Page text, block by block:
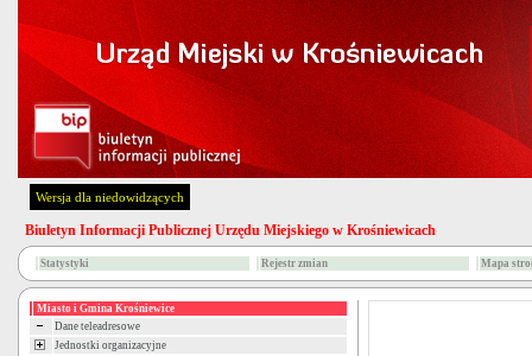
Wersja dla niedowidzących
Biuletyn Informacji Publicznej Urzędu Miejskiego w Krośniewicach
Statystyki Rejestr zmian Mapa
Miasto i Gmina Krośniewice
Dane teleadresowe
Jednostki organizacyjne